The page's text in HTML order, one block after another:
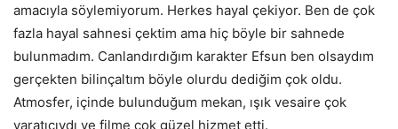
amacıyla söylemiyorum. Herkes hayal çekiyor. Ben de çok
fazla hayal sahnesi çektim ama hiç böyle bir sahnede
bulunmadım. Canlandırdığım karakter Efsun ben olsaydım
gerçekten bilinçaltım böyle olurdu dediğim çok oldu.
Atmosfer, içinde bulunduğum mekan, ışık vesaire çok
yaratıcıydı ve filme çok güzel hizmet etti.